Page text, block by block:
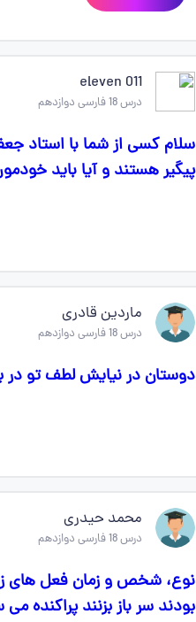
011 eleven
درس 18 فارسی دوازدهم
سلام کسی از شما با استاد
پیگیر هستند و آیا باید
ماردین قادری
درس 18 فارسی دوازدهم
دوستان در نیایش لطف تو در بیت ۶ راه فکرم اضافه تشبیهی است
محمد حیدری
درس 18 فارسی دوازدهم
بودند سر باز بزنند پراکنده